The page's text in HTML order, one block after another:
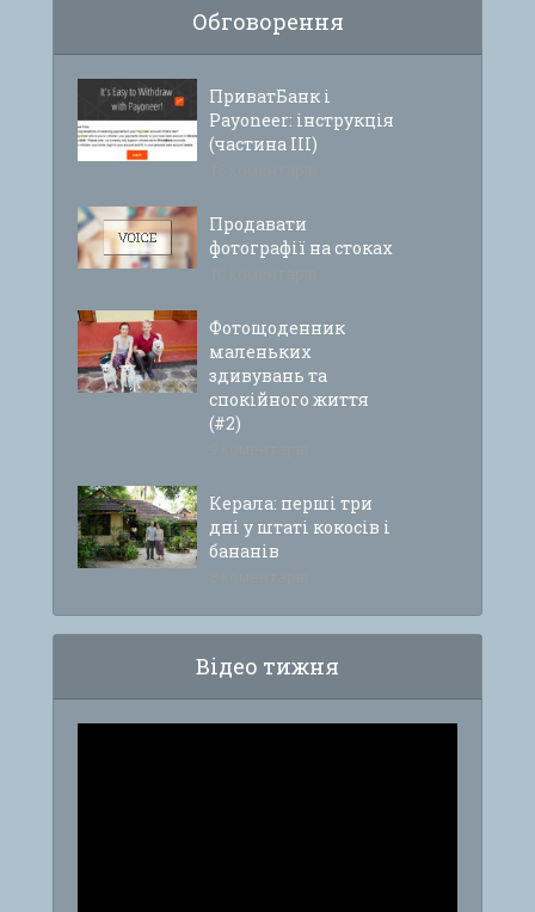
Обговорення
ПриватБанк і
Payoneer: інструкція
(частина ІІІ)
Продавати
фотографії на стоках
Фотощоденник
маленьких
здивувань та
спокійного життя
(#2)
Керала: перші три
дні у штаті кокосів і
бананів
Відео тижня